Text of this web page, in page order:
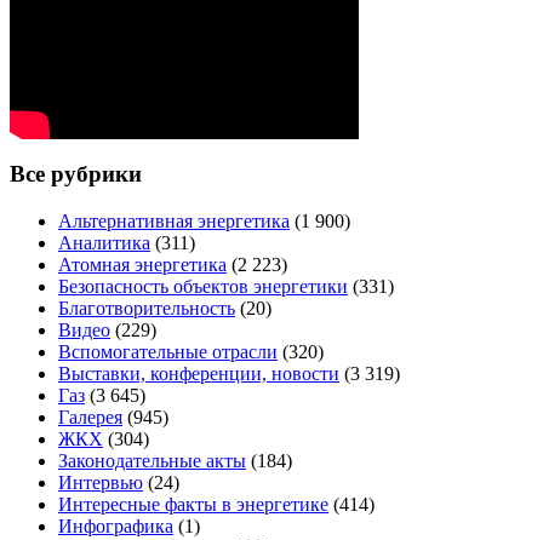
Все рубрики
Альтернативная энергетика (1 900)
Аналитика (311)
Атомная энергетика (2 223)
Безопасность объектов энергетики (331)
Благотворительность (20)
Видео (229)
Вспомогательные отрасли (320)
Выставки, конференции, новости (3 319)
Газ (3 645)
Галерея (945)
ЖКХ (304)
Законодательные акты (184)
Интервью (24)
Интересные факты в энергетике (414)
Инфографика (1)